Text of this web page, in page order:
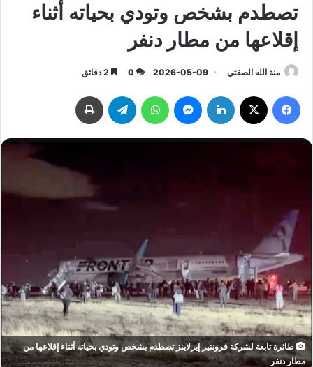
تصطدم بشخص وتودي بحياته أثناء
إقلاعها من مطار دنفر
منة الله الصفتي 2026-05-09
0
طائرة تابعة لشركة فرونتير إيرلاينز تصطدم بشخص وتودي بحياته أثناء إقلاعها من
مطار دنفر